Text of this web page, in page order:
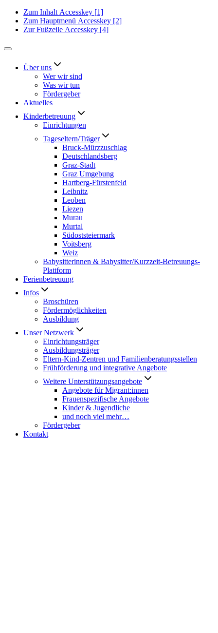
Zum Inhalt Accesskey [1]
Zum Hauptmenü Accesskey [2]
Zur Fußzeile Accesskey [4]
Über uns
Wer wir sind
Was wir tun
Fördergeber
Aktuelles
Kinderbetreuung
Einrichtungen
Tageseltern/Träger
Bruck-Mürzzuschlag
Deutschlandsberg
Graz-Stadt
Graz Umgebung
Hartberg-Fürstenfeld
Leibnitz
Leoben
Liezen
Murau
Murtal
Südoststeiermark
Voitsberg
Weiz
Babysitterinnen & Babysitter/Kurzzeit-Betreuungs-
Plattform
Ferienbetreuung
Infos
Broschüren
Fördermöglichkeiten
Ausbildung
Unser Netzwerk
Einrichtungsträger
Ausbildungsträger
Eltern-Kind-Zentren und Familienberatungsstellen
Frühförderung und integrative Angebote
Weitere Unterstützungsangebote
Angebote für Migrant:innen
Frauenspezifische Angebote
Kinder & Jugendliche
und noch viel mehr…
Fördergeber
Kontakt